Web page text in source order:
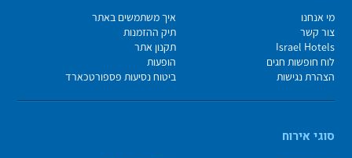
מי אנחנו
איך משתמשים באתר
צור קשר
תיק ההזמנות
Israel Hotels
תקנון אתר
לוח חופשות חגים
הופעות
הצהרת נגישות
ביטוח נסיעות פספורטכארד
סוגי אירוח